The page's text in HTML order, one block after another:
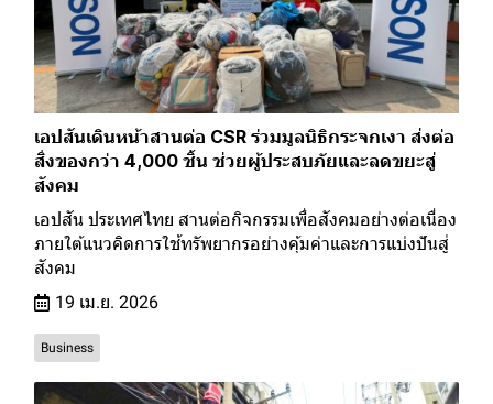
เอปสันเดินหน้าสานต่อ CSR ร่วมมูลนิธิกระจกเงา ส่งต่อ
สิ่งของกว่า 4,000 ชิ้น ช่วยผู้ประสบภัยและลดขยะสู่
สังคม
เอปสัน ประเทศไทย สานต่อกิจกรรมเพื่อสังคมอย่างต่อเนื่อง
ภายใต้แนวคิดการใช้ทรัพยากรอย่างคุ้มค่าและการแบ่งปันสู่
สังคม
19 เม.ย. 2026
Business